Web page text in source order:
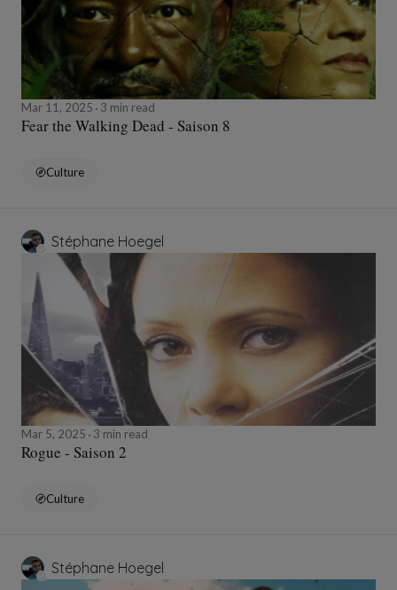
Mar 11, 2025 3 min read
Fear the Walking Dead - Saison 8
Culture
Stéphane Hoegel
Mar 5, 2025 3 min read
Rogue - Saison 2
Culture
Stéphane Hoegel